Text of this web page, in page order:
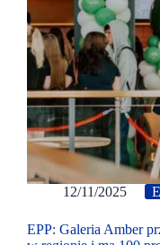
12/11/2025
EPP: Galeria Amber